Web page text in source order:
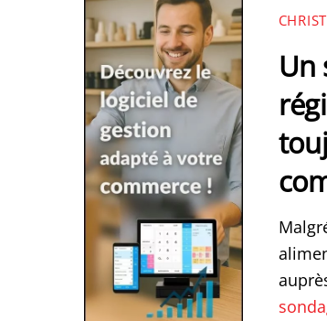
Un